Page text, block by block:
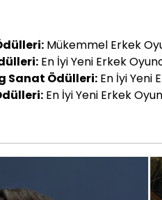
Mükemmel Erkek
En İyi Yeni Erkek
Sanat Ödülleri: En İyi Yeni
En İyi Yeni Erkek